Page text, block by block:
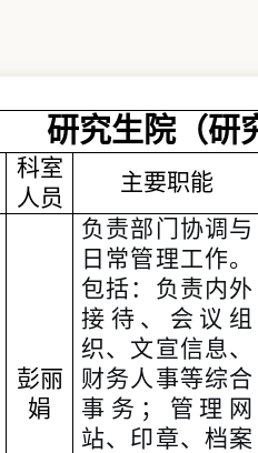
研究生院（研
科室
人员
主要职能
彭丽
娟
负责部门 协调与
日常管理工作。
包括：负责内外
接待、会议组
织、文宣信息、
财务人事等综合
事务；管理网
站、印章、档案